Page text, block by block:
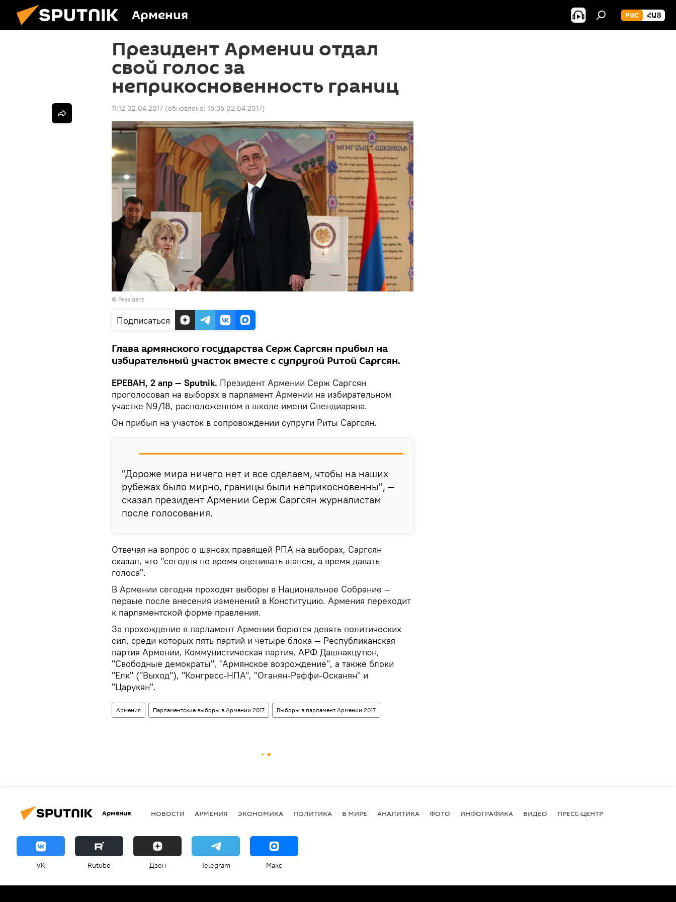
Армения РУС ՀԱՅ
Президент Армении отдал
свой голос за
неприкосновенность границ
11:12 02.04.2017 (обновлено: 15:35 02.04.2017)
© President
Подписаться
Глава армянского государства Серж Саргсян прибыл на
избирательный участок вместе с супругой Ритой Саргсян.
ЕРЕВАН, 2 апр — Sputnik. Президент Армении Серж Саргсян
проголосовал на выборах в парламент Армении на избирательном
участке N9/18, расположенном в школе имени Спендиаряна.
Он прибыл на участок в сопровождении супруги Риты Саргсян.
"Дороже мира ничего нет и все сделаем, чтобы на наших
рубежах было мирно, границы были неприкосновенны", —
сказал президент Армении Серж Саргсян журналистам
после голосования.
Отвечая на вопрос о шансах правящей РПА на выборах, Саргсян
сказал, что "сегодня не время оценивать шансы, а время давать
голоса".
В Армении сегодня проходят выборы в Национальное Собрание —
первые после внесения изменений в Конституцию. Армения переходит
к парламентской форме правления.
За прохождение в парламент Армении борются девять политических
сил, среди которых пять партий и четыре блока — Республиканская
партия Армении, Коммунистическая партия, АРФ Дашнакцутюн,
"Свободные демократы", "Армянское возрождение", а также блоки
"Елк" ("Выход"), "Конгресс-НПА", "Оганян-Раффи-Осканян" и
"Царукян".
Армения Парламентские выборы в Армении 2017 Выборы в парламент Армении 2017
Армения НОВОСТИ АРМЕНИЯ ЭКОНОМИКА ПОЛИТИКА В МИРЕ АНАЛИТИКА ФОТО ИНФОГРАФИКА ВИДЕО ПРЕСС-ЦЕНТР
VK Rutube Дзен Telegram Макс